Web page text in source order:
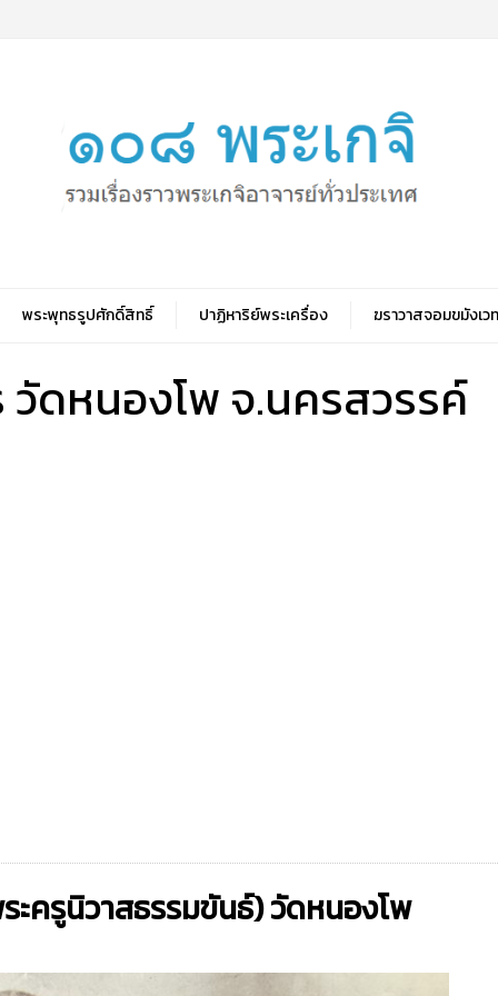
พระพุทธรูปศักดิ์สิทธิ์ ปาฏิหาริย์พระเครื่อง ฆราวาสจอมขมังเว
ดหนองโพ จ.นครสวรรค์
ครูนิวาสธรรมขันธ์) วัดหนองโพ